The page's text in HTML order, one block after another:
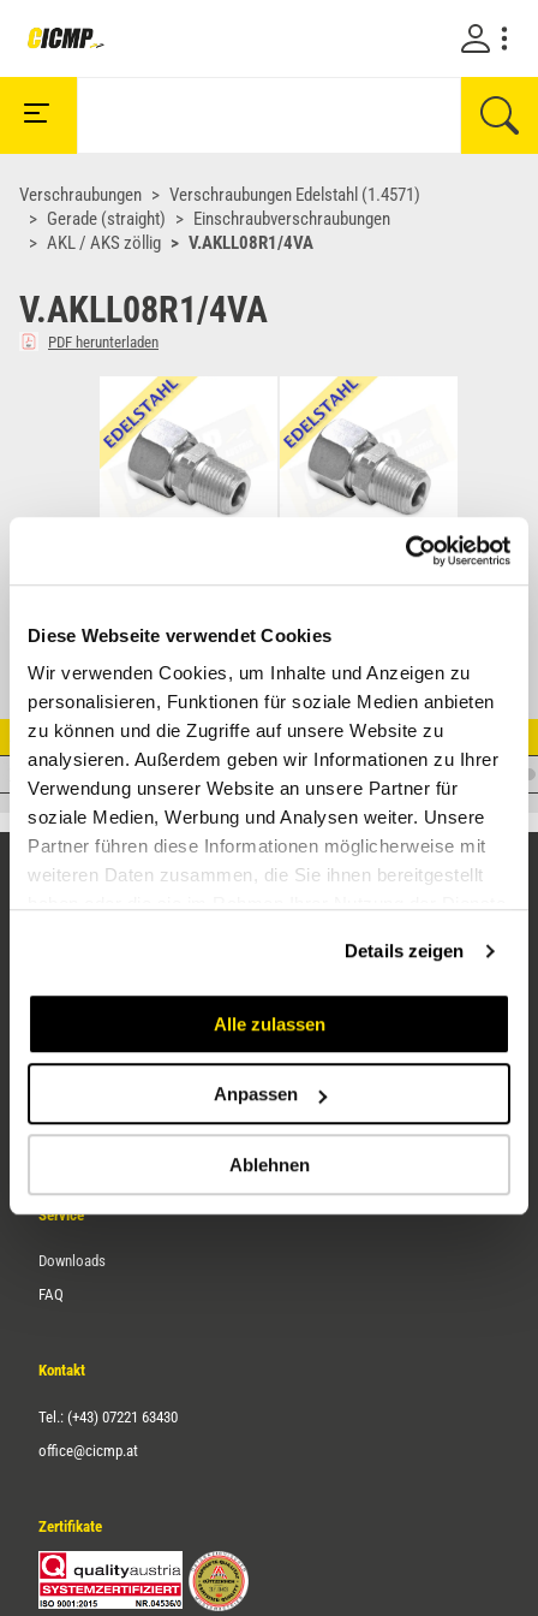
Diese Webseite verwendet Cookies
Wir verwenden Cookies, um Inhalte und Anzeigen zu
personalisieren, Funktionen für soziale Medien anbieten
zu können und die Zugriffe auf unsere Website zu
analysieren. Außerdem geben wir Informationen zu Ihrer
Verwendung unserer Website an unsere Partner für
soziale Medien, Werbung und Analysen weiter. Unsere
Partner führen diese Informationen möglicherweise mit
weiteren Daten zusammen, die Sie ihnen bereitgestellt
Details zeigen
Alle zulassen
Anpassen
Ablehnen
Verschraubungen
Verschraubungen Edelstahl (1.4571)
Gerade (straight)
Einschraubverschraubungen
AKL / AKS zöllig
V.AKLL08R1/4VA
V.AKLL08R1/4VA
PDF herunterladen
GE-R keg Gerade Einschraubverschr. Edelstahl
Artikel Nr.
V.AKLL08R1/4VA
Unternehmen
Karriere
Service
Downloads
FAQ
Kontakt
Tel.: (+43) 07221 63430
office@cicmp.at
Zertifikate